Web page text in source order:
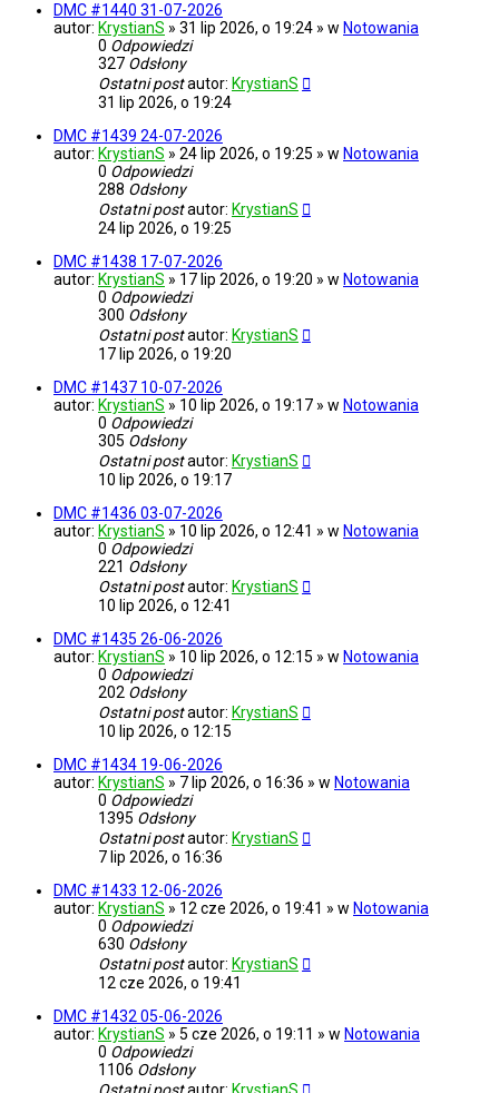
DMC #1440 31-07-2026
autor: KrystianS » 31 lip 2026, o 19:24 » w Notowania
0 Odpowiedzi
327 Odsłony
Ostatni postautor: KrystianS
31 lip 2026, o 19:24
DMC #1439 24-07-2026
autor: KrystianS » 24 lip 2026, o 19:25 » w Notowania
0 Odpowiedzi
288 Odsłony
Ostatni postautor: KrystianS
24 lip 2026, o 19:25
DMC #1438 17-07-2026
autor: KrystianS » 17 lip 2026, o 19:20 » w Notowania
0 Odpowiedzi
300 Odsłony
Ostatni postautor: KrystianS
17 lip 2026, o 19:20
DMC #1437 10-07-2026
autor: KrystianS » 10 lip 2026, o 19:17 » w Notowania
0 Odpowiedzi
305 Odsłony
Ostatni postautor: KrystianS
10 lip 2026, o 19:17
DMC #1436 03-07-2026
autor: KrystianS » 10 lip 2026, o 12:41 » w Notowania
0 Odpowiedzi
221 Odsłony
Ostatni postautor: KrystianS
10 lip 2026, o 12:41
DMC #1435 26-06-2026
autor: KrystianS » 10 lip 2026, o 12:15 » w Notowania
0 Odpowiedzi
202 Odsłony
Ostatni postautor: KrystianS
10 lip 2026, o 12:15
DMC #1434 19-06-2026
autor: KrystianS » 7 lip 2026, o 16:36 » w Notowania
0 Odpowiedzi
1395 Odsłony
Ostatni postautor: KrystianS
7 lip 2026, o 16:36
DMC #1433 12-06-2026
autor: KrystianS » 12 cze 2026, o 19:41 » w Notowania
0 Odpowiedzi
630 Odsłony
Ostatni postautor: KrystianS
12 cze 2026, o 19:41
DMC #1432 05-06-2026
autor: KrystianS » 5 cze 2026, o 19:11 » w Notowania
0 Odpowiedzi
1106 Odsłony